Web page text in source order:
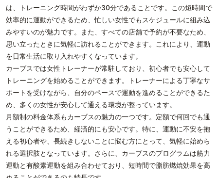
は、トレーニング時間がわずか30分であることです。この短時間で
効率的に運動ができるため、忙しい女性でもスケジュールに組み込
みやすいのが魅力です。また、すべての店舗で予約が不要なため、
思い立ったときに気軽に訪れることができます。これにより、運動
を日常生活に取り入れやすくなっています。
カーブスでは女性トレーナーが常駐しており、初心者でも安心して
トレーニングを始めることができます。トレーナーによる丁寧なサ
ポートを受けながら、自分のペースで運動を進めることができるた
め、多くの女性が安心して通える環境が整っています。
月額制の料金体系もカーブスの魅力の一つです。定額で何回でも通
うことができるため、経済的にも安心です。特に、運動に不安を抱
える初心者や、長続きしないことに悩む方にとって、気軽に始めら
れる選択肢となっています。さらに、カーブスのプログラムは筋力
運動と有酸素運動を組み合わせており、短時間で脂肪燃焼効果を高